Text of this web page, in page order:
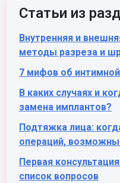
Статьи из
Внутренняя и
методы разреза и
7 мифов об
В каких случаях и
замена имплантов?
Подтяжка лица:
операций,
Первая
список вопросов